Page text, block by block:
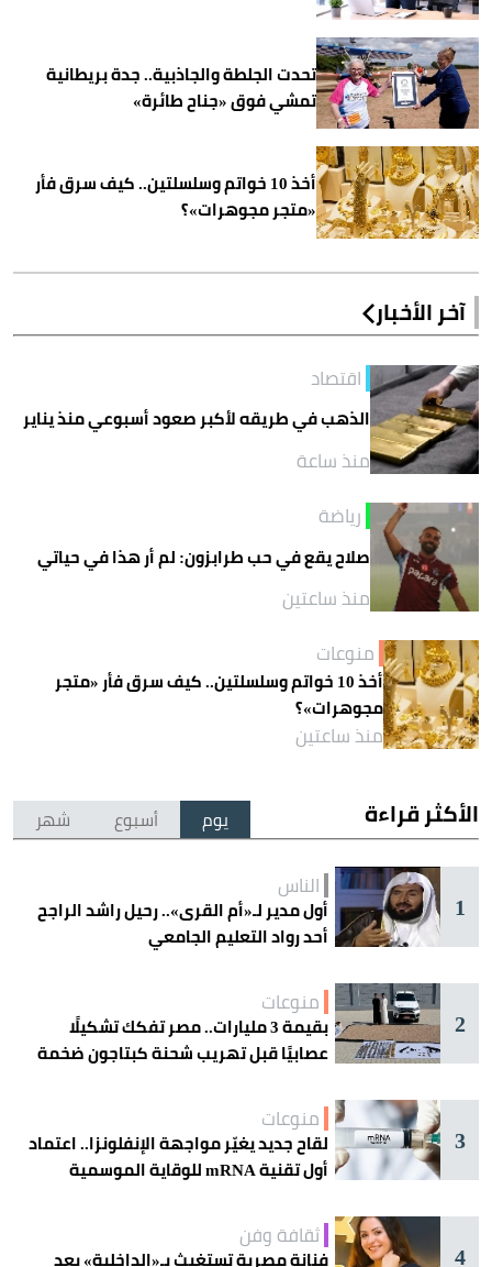
تحدت الجلطة والجاذبية.. جدة بريطانية
تمشي فوق «جناح طائرة»
أخذ 10 خواتم وسلسلتين.. كيف سرق فأر
«متجر مجوهرات»؟
آخر الأخبار
اقتصاد
الذهب في طريقه لأكبر صعود أسبوعي منذ يناير
منذ ساعة
رياضة
صلاح يقع في حب طرابزون: لم أر هذا في حياتي
منذ ساعتين
منوعات
أخذ 10 خواتم وسلسلتين.. كيف سرق فأر «متجر
مجوهرات»؟
منذ ساعتين
الأكثر قراءة يوم أسبوع شهر
1
الناس
أول مدير لـ«أم القرى».. رحيل راشد الراجح
أحد رواد التعليم الجامعي
2
منوعات
بقيمة 3 مليارات.. مصر تفكك تشكيلًا
عصابيًا قبل تهريب شحنة كبتاجون ضخمة
3
منوعات
لقاح جديد يغيّر مواجهة الإنفلونزا.. اعتماد
أول تقنية mRNA للوقاية الموسمية
4
ثقافة وفن
فنانة مصرية تستغيث بـ«الداخلية» بعد